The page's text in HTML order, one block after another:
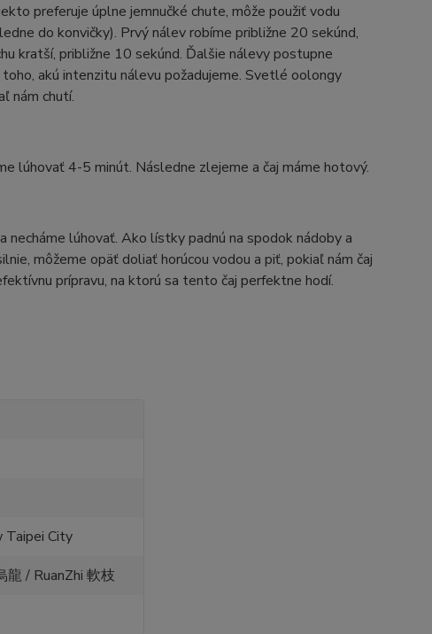
preferuje úplne jemnučké chute, môže použiť vodu
do konvičky). Prvý nálev robíme približne 20 sekúnd,
kratší, približne 10 sekúnd. Ďalšie nálevy postupne
akú intenzitu nálevu požadujeme. Svetlé oolongy
nám chutí.
lúhovať 4-5 minút. Následne zlejeme a čaj máme hotový.
necháme lúhovať. Ako lístky padnú na spodok nádoby a
môžeme opäť doliať horúcou vodou a piť, pokiaľ nám čaj
prípravu, na ktorú sa tento čaj perfektne hodí.
Taipei City
龍 / RuanZhi 軟枝